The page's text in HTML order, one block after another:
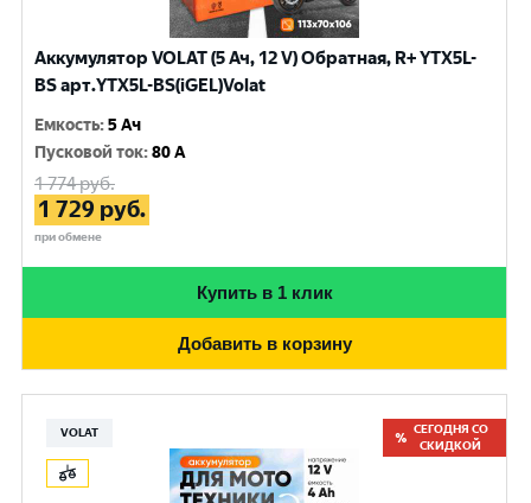
Аккумулятор VOLAT (5 Ач, 12 V) Обратная, R+ YTX5L-
BS арт.YTX5L-BS(iGEL)Volat
Емкость:5 Ач
Пусковой ток:80 A
1 774руб.
1 729 руб.
при обмене
Купить в 1 клик
Добавить в корзину
VOLAT
СЕГОДНЯ СО
СКИДКОЙ